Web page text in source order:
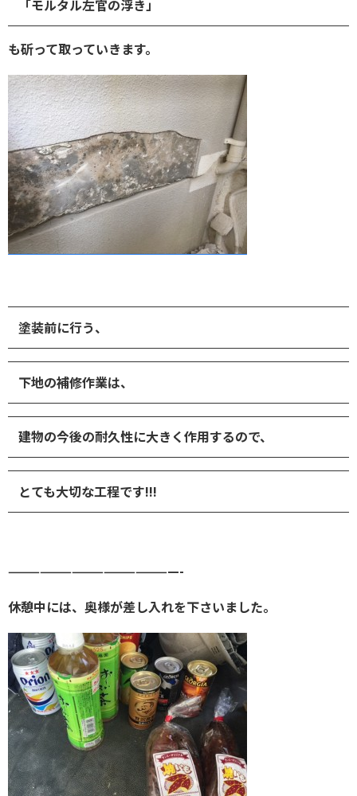
「モルタル左官の浮き」
も斫って取っていきます。
塗装前に行う、
下地の補修作業は、
建物の今後の耐久性に大きく作用するので、
とても大切な工程です!!!
————————————————-
休憩中には、奥様が差し入れを下さいました。